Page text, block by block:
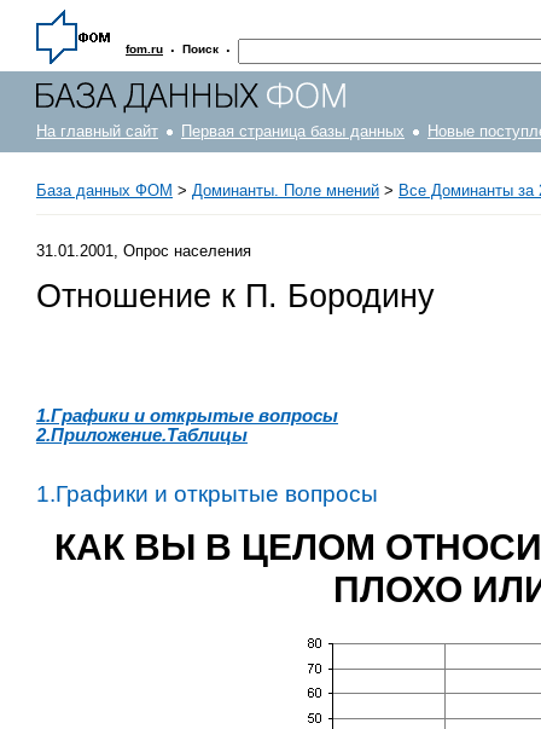
fom.ru · Поиск ·
На главный сайт Первая страница базы данных Новые
База данных ФОМ > Доминанты. Поле мнений > Все Доминанты за
31.01.2001, Опрос населения
Отношение к П. Бородину
1.Графики и открытые вопросы
2.Приложение.Таблицы
1.Графики и открытые вопросы
КАК ВЫ В ЦЕЛОМ
ПЛОХО